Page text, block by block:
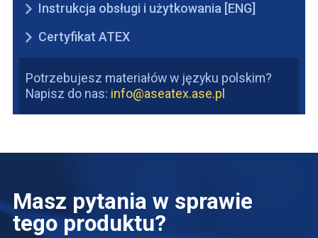
Instrukcja obsługi i użytkowania [ENG]
Certyfikat ATEX
Potrzebujesz materiałów w języku polskim?
Napisz do nas: info@aseatex.ase.pl
Masz pytania w sprawie
tego produktu?